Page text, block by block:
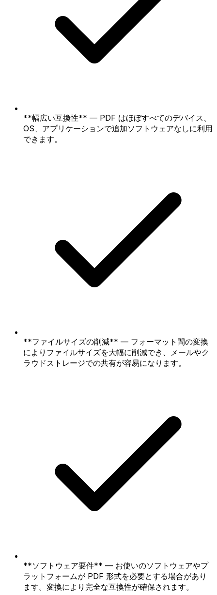
**幅広い互換性** — PDF はほぼすべてのデバイス、
OS、アプリケーションで追加ソフトウェアなしに利用
できます。
**ファイルサイズの削減** — フォーマット間の変換
によりファイルサイズを大幅に削減でき、メールやク
ラウドストレージでの共有が容易になります。
**ソフトウェア要件** — お使いのソフトウェアやプ
ラットフォームが PDF 形式を必要とする場合があり
ます。変換により完全な互換性が確保されます。